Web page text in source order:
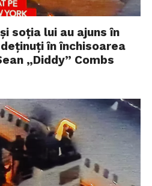
soția lui au ajuns în
în închisoarea
„Diddy” Combs